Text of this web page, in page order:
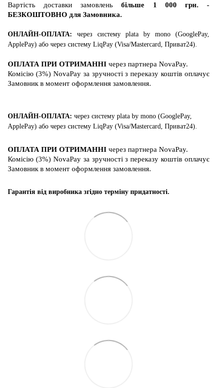
Вартість доставкизамовленьбільше 1 000 грн. -
БЕЗКОШТОВНО для Замовника.
ОНЛАЙН-ОПЛАТА: через систему plata by mono (GooglePay,
ApplePay) або через систему LiqPay (Visa/Mastercard , Приват24)
ОПЛАТА ПРИ ОТРИМАННІ через партнера NovaPay.
Комісію (3%) NovaPay за зручності з переказу коштів оплачує
Замовник в момент оформлення замовлення.
ОНЛАЙН-ОПЛАТА: через систему plata by mono (GooglePay,
ApplePay) або через систему LiqPay (Visa/Mastercard , Приват24)
ОПЛАТА ПРИ ОТРИМАННІ через партнера NovaPay.
Комісію (3%) NovaPay за зручності з переказу коштів оплачує
Замовник в момент оформлення замовлення.
Гарантія від виробника згідно терміну придатності.